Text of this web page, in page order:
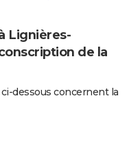
Lignières-
de la
dessous concernent la